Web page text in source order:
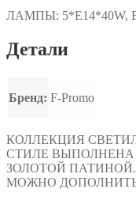
ЛАМПЫ: 5*E14*40W,
Детали
Бренд: F-Promo
КОЛЛЕКЦИЯ
СТИЛЕ ВЫПОЛНЕНА
ЗОЛОТОЙ
МОЖНО